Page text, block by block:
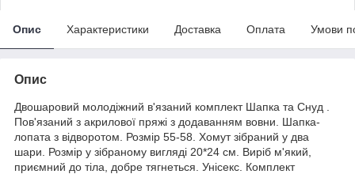
Опис Характеристики Доставка Оплата Умови
Опис
Двошаровий молодіжний в'язаний комплект Шапка та Снуд .
Пов'язаний з акрилової пряжі з додаванням вовни. Шапка-
лопата з відворотом. Розмір 55-58. Хомут зібраний у два
шари. Розмір у зібраному вигляді 20*24 см. Виріб м'який,
приємний до тіла, добре тягнеться. Унісекс. Комплект